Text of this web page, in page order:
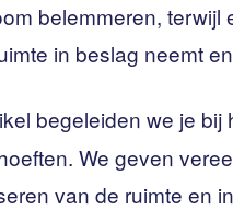
belemmeren,
in beslag neemt
begeleiden we je bij
We geven
van de ruimte en